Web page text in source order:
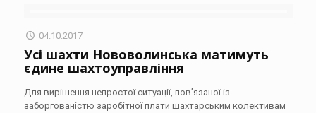
04.10.2017
Усі шахти Нововолинська матимуть
єдине шахтоуправління
Для вирішення непростої ситуації, пов’язаної із
заборгованістю заробітної плати шахтарським колективам